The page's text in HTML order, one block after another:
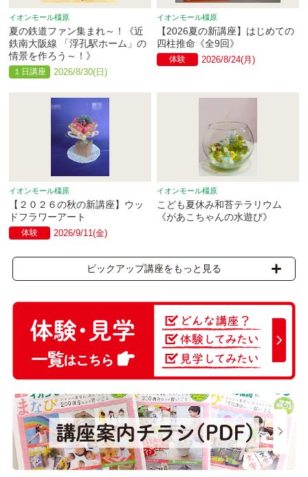
イオンモール橿原
夏の鉄道ファン集まれ～！《近
鉄南大阪線 「浮孔駅ホーム」の
情景を作ろう～！》
１日講座 2026/8/30(日)
イオンモール橿原
【2026夏の新講座】はじめての
四柱推命《全9回》
体験 2026/8/24(月)
イオンモール橿原
【２０２６の秋の新講座】ウッ
ドフラワーアート
体験 2026/9/11(金)
イオンモール橿原
こども夏休み和苔テラリウム
《があこちゃんの水遊び》
ピックアップ講座をもっと見る